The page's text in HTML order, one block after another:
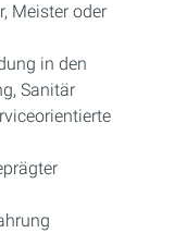
Meister oder
in den
Sanitär